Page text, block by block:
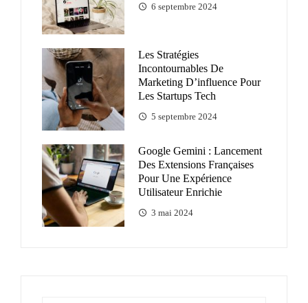
6 septembre 2024
Les Stratégies
Incontournables De
Marketing D’influence Pour
Les Startups Tech
5 septembre 2024
Google Gemini : Lancement
Des Extensions Françaises
Pour Une Expérience
Utilisateur Enrichie
3 mai 2024